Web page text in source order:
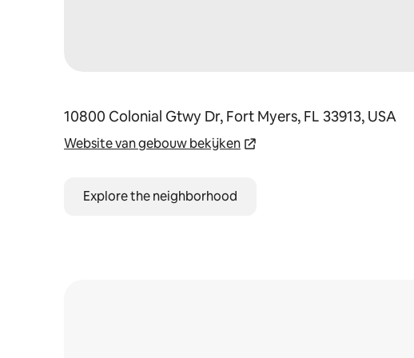
10800 Colonial Gtwy Dr, Fort Myers, FL 33913, USA
Website van gebouw bekijken
Explore the neighborhood